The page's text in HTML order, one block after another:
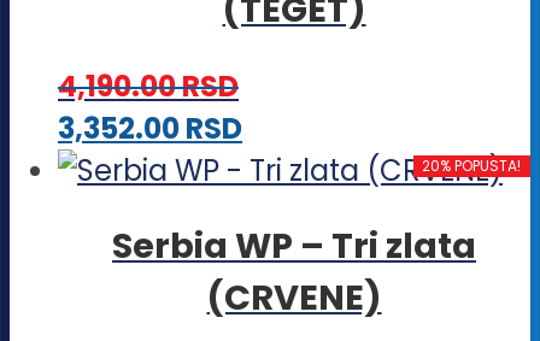
(TEGET)
4,190.00RSD
3,352.00RSDOvaj
proizvod
više
varijanti.
20% POPUSTA!
Serbia WP – Tri zlata
(CRVENE)